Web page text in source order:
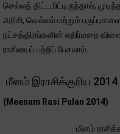
செல்லத் திட்டமிட்டிருந்தால்,
அரிசி, வெல்லம் மற்றும்
நட்சத்திரங்களின் எதிர்மறை
ராசியைப் பற்றிப் பேசலாம்.
மீனம் இராசிக்குரிய
(Meenam Rasi Palan 2014)
மீனம்